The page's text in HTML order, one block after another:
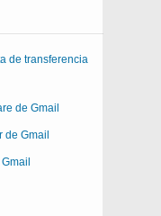
de transferencia
de Gmail
de Gmail